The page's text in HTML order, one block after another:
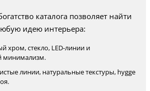
каталога позволяет найти
идею интерьера:
хром, стекло, LED-линии и
минимализм.
линии, натуральные текстуры, hygge